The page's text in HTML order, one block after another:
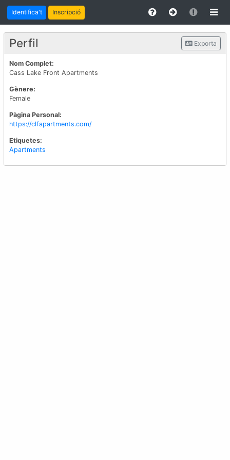
Identifica't Inscripció
Exporta
Perfil
Nom Complet:
Cass Lake Front Apartments
Gènere:
Female
Pàgina Personal:
https://clfapartments.com/
Etiquetes:
Apartments